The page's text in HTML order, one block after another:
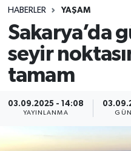
HABERLER YAŞAM
Sakarya’da
seyir
tamam
03.09.2025 - 14:08
YAYINLANMA
MAGAZİN
SAĞLIK
SPOR
TEKNOLOJİ
Süper Lig Puan
Tüm Manşetler
Son Dakika Haberleri
Haber Arşivi